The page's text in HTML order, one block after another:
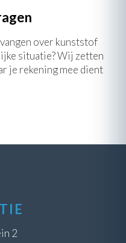
over kunststof
situatie? Wij zetten
je rekening mee dient
2